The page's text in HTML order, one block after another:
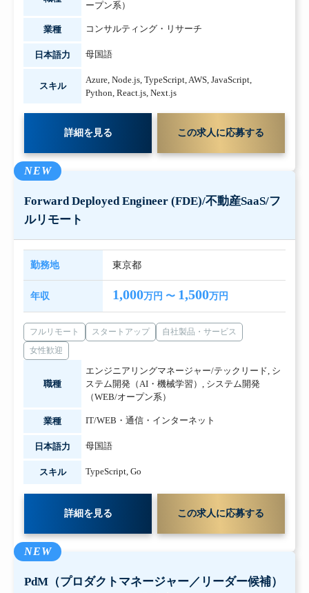
ープン系）
業種 コンサルティング・リサーチ
日本語力 母国語
スキル
Azure, Node.js, TypeScript,AWS, JavaScript,
Python, React.js, Next.js
詳細を見る この求人に応募する
NEW
Forward Deployed Engineer (FDE)/不動産SaaS/フ
ルリモート
勤務地 東京都
年収 1,000万円 〜 1,500万円
フルリモート スタートアップ
自社製品・サービス
女性歓迎
職種
エンジニアリングマネージャー/テックリード, シ
ステム開発（AI・機械学習） , システム開発
（WEB/オープン系）
業種 IT/WEB・通信・インターネット
日本語力 母国語
スキル TypeScript, Go
詳細を見る この求人に応募する
NEW
PdM（プロダクトマネージャー／リーダー候補）